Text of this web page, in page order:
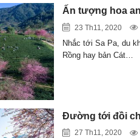
Ấn tượng hoa
23 Th11, 2020
Nhắc tới Sa Pa, du
Rồng hay bản Cát…
Đường tới đồi
27 Th11, 2020